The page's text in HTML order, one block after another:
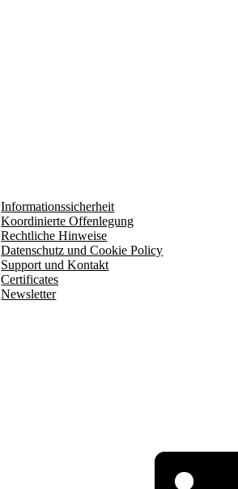
Informationssicherheit
Koordinierte Offenlegung
Rechtliche Hinweise
Datenschutz und Cookie Policy
Support und Kontakt
Certificates
Newsletter